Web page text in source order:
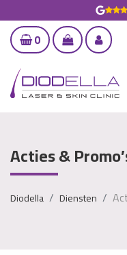
0
Acties &
Diodella Diensten